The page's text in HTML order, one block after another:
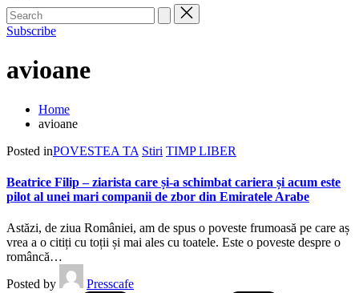
Subscribe
avioane
Home
avioane
Posted inPOVESTEA TA Stiri TIMP LIBER
Beatrice Filip – ziarista care și-a schimbat cariera și acum este
pilot al unei mari companii de zbor din Emiratele Arabe
Astăzi, de ziua României, am de spus o poveste frumoasă pe care aș
vrea a o citiți cu toții și mai ales cu toatele. Este o poveste despre o
româncă…
Posted by
Presscafe